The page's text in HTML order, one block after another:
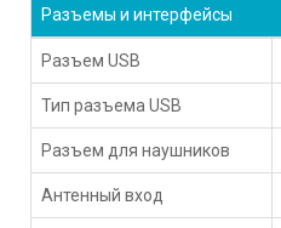
Разъемы и интерфейсы
Разъем USB
Тип разъема USB
Разъем для наушников
Антенный вход